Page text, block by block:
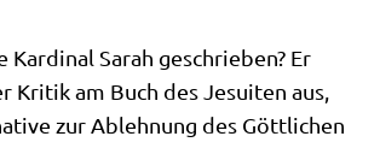
Kar­di­nal Sarah geschrie­ben? Er
Kri­tik am Buch des Jesui­ten aus,
zur Ableh­nung des Gött­li­chen